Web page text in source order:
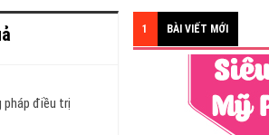
pháp điều trị
1 BÀI VIẾT MỚI